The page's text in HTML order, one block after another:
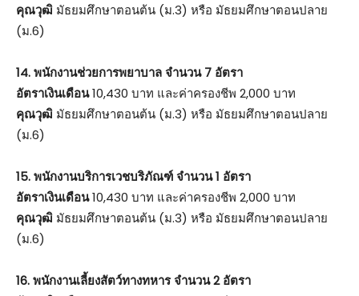
คุณวุฒิ มัธยมศึกษาตอนต้น (ม.3) หรือ มัธยมศึกษาตอนปลาย
(ม.6)
14. พนักงานช่วยการพยาบาล จำนวน 7 อัตรา
อัตราเงินเดือน10,430 บาท และค่าครองชีพ 2,000 บาท
คุณวุฒิ มัธยมศึกษาตอนต้น (ม.3) หรือ มัธยมศึกษาตอนปลาย
(ม.6)
15. พนักงานบริการเวชบริภัณฑ์ จำนวน 1 อัตรา
อัตราเงินเดือน10,430 บาท และค่าครองชีพ 2,000 บาท
คุณวุฒิ มัธยมศึกษาตอนต้น (ม.3) หรือ มัธยมศึกษาตอนปลาย
(ม.6)
16. พนักงานเลี้ยงสัตว์ทางทหาร จำนวน 2 อัตรา